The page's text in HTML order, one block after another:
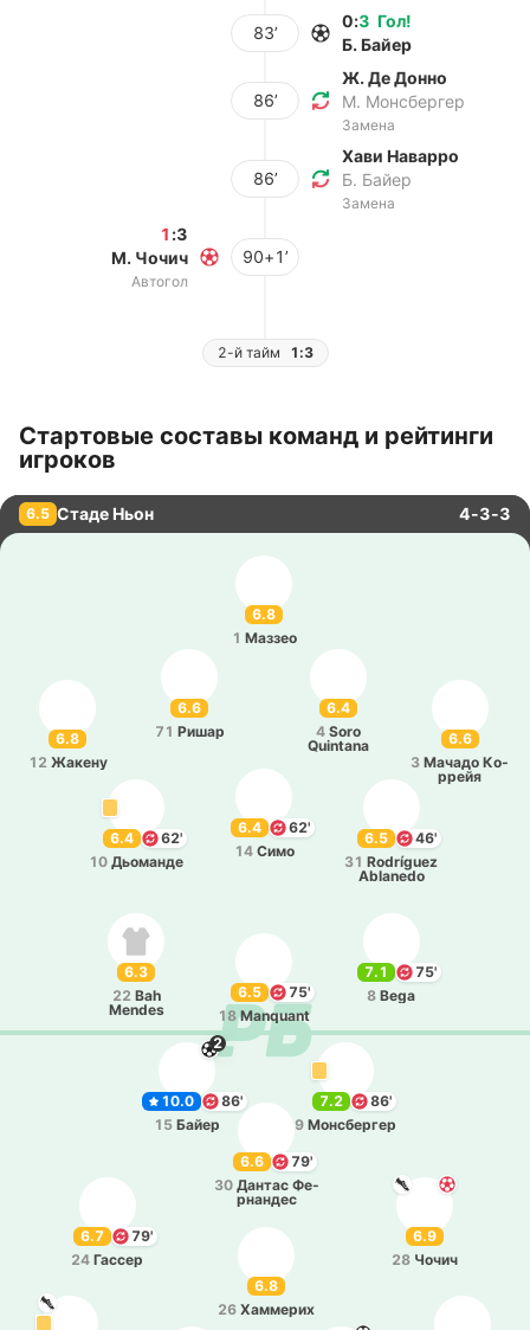
83’
Гол!
0:3
Б. Байер
86’
Ж. Де Донно
М. Монсбергер
Замена
86’
Хави Наварро
Б. Байер
Замена
1 :3
М. Чочич
Автогол
90+1’
2-й тайм 1:3
Стартовые составы команд и рейтинги
игроков
6.5 Стаде Ньон 4-3-3
6.8
1 Маззео
6.6
71 Ришар
6.8
12 Жакену
6.6
3 Мачадо Ко­
ррейя
6.4
4 Soro
Quintana
6.4
62'
10 Дьо­ма­нде
6.4
62'
14 Симо
6.5
46'
31 Rodríguez
Ablanedo
7.1
75'
8 Bega
6.5
75'
18 Manquant
6.3
22 Bah
Mendes
6.8
26 Ха­мме­рих
6.7
79'
24 Гассер
6.9
28 Чочич
6.6
79'
30 Дантас Фе­
рна­ндес
7.2
86'
9 Мо­нсбе­ргер
10.0 86'
2
15 Байер